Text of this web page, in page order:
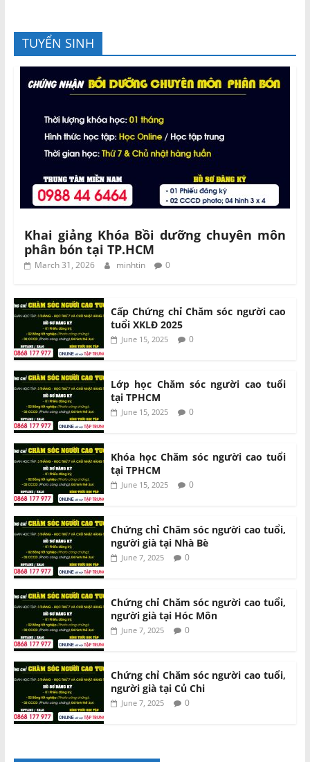
TUYỂN SINH
Khai giảng Khóa Bồi dưỡng chuyên môn
phân bón tại TP.HCM
March 31, 2026 minhtin 0
Cấp Chứng chỉ Chăm sóc người cao
tuổi XKLĐ 2025
June 15, 2025 0
Lớp học Chăm sóc người cao tuổi
tại TPHCM
June 15, 2025 0
Khóa học Chăm sóc người cao tuổi
tại TPHCM
June 15, 2025 0
Chứng chỉ Chăm sóc người cao tuổi,
người già tại Nhà Bè
June 7, 2025 0
Chứng chỉ Chăm sóc người cao tuổi,
người già tại Hóc Môn
June 7, 2025 0
Chứng chỉ Chăm sóc người cao tuổi,
người già tại Củ Chi
June 7, 2025 0